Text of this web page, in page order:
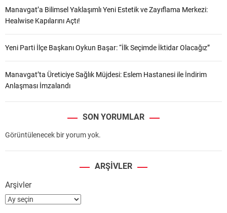
Manavgat’a Bilimsel Yaklaşımlı Yeni Estetik ve Zayıflama Merkezi:
Healwise Kapılarını Açtı!
Yeni Parti İlçe Başkanı Oykun Başar: “İlk Seçimde İktidar Olacağız”
Manavgat’ta Üreticiye Sağlık Müjdesi: Eslem Hastanesi ile İndirim
Anlaşması İmzalandı
SON YORUMLAR
Görüntülenecek bir yorum yok.
ARŞIVLER
Arşivler